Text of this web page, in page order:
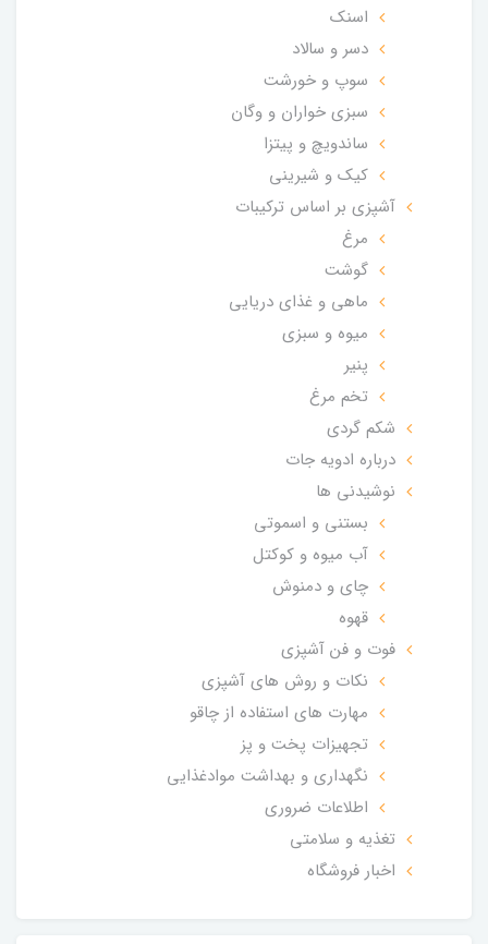
اسنک
دسر و سالاد
سوپ و خورشت
سبزی خواران و وگان
ساندویچ و پیتزا
کیک و شیرینی
آشپزی بر اساس ترکیبات
مرغ
گوشت
ماهی و غذای دریایی
میوه و سبزی
پنیر
تخم مرغ
شکم گردی
درباره ادویه جات
نوشیدنی ها
بستنی و اسموتی
آب میوه و کوکتل
چای و دمنوش
قهوه
فوت و فن آشپزی
نکات و روش های آشپزی
مهارت های استفاده از چاقو
تجهیزات پخت و پز
نگهداری و بهداشت موادغذایی
اطلاعات ضروری
تغذیه و سلامتی
اخبار فروشگاه